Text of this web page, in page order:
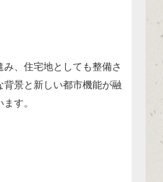
、住宅地としても整備さ
背景と新しい都市機能が融
す。